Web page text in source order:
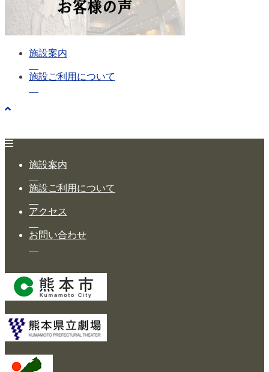
施設案内
施設ご利用について
施設案内
施設ご利用について
アクセス
お問い合わせ